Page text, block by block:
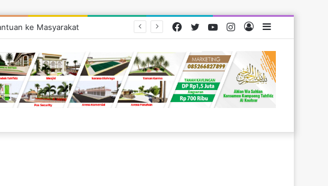
ke Masyarakat
Log
Instagram
YouTube
Twitter
Facebook